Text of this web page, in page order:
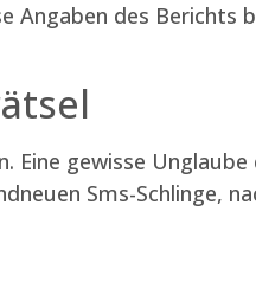
Angaben des Berichts
Eine gewisse
Sms-Schlinge,